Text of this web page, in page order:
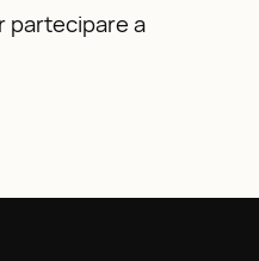
partecipare a